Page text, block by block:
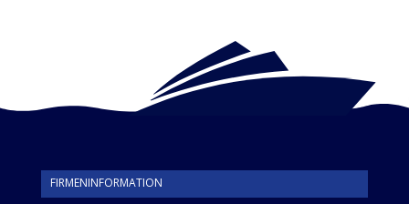
FIRMENINFORMATION